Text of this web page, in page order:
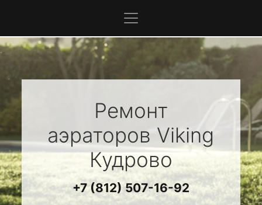
Ремонт
аэраторов Viking
Кудрово
+7 (812) 507-16-92